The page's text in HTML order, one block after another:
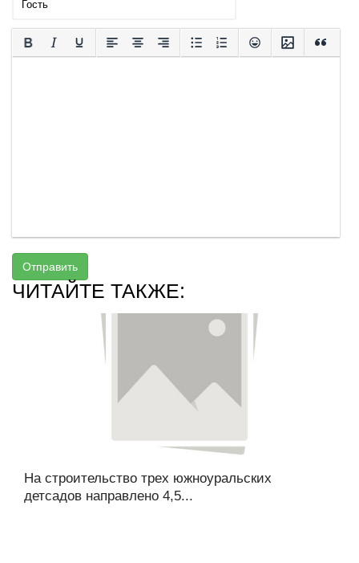
Отправить
ЧИТАЙТЕ ТАКЖЕ:
На строительство трех южноуральских
детсадов направлено 4,5...